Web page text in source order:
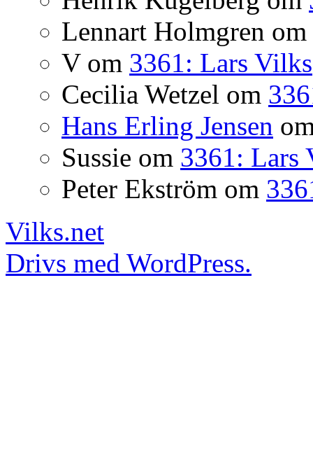
Lennart Holmgren om
Vom 3361: Lars Vilks
Cecilia Wetzel om
Hans Erling Jensen
Sussie om 3361: Lars
Peter Ekström om
Vilks.net
Drivs med WordPress.